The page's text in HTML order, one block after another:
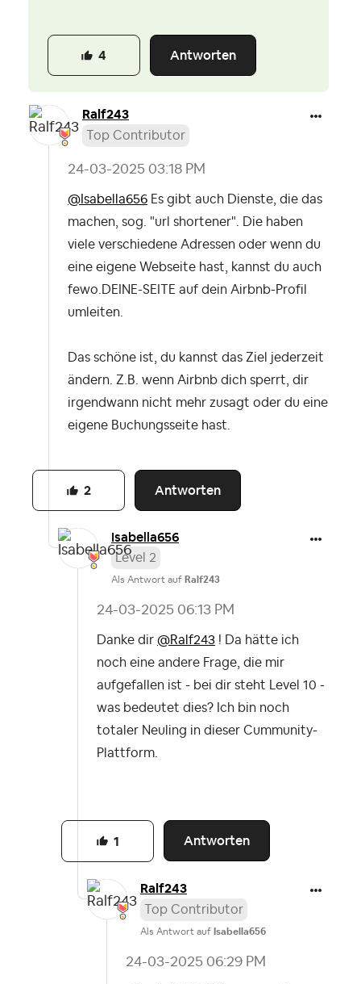
Antworten
4
Ralf243
Top Contributor
‎24-03-2025 03:18 PM
@Isabella656 Es gibt auch Dienste, die das
machen, sog. "url shortener". Die haben
viele verschiedene Adressen oder wenn du
eine eigene Webseite hast, kannst du auch
fewo.DEINE-SEITE auf dein Airbnb-Profil
umleiten.
Das schöne ist, du kannst das Ziel jederzeit
ändern. Z.B. wenn Airbnb dich sperrt, dir
irgendwann nicht mehr zusagt oder du eine
eigene Buchungsseite hast.
Antworten
2
Isabella656
Level 2
Als Antwort auf Ralf243
‎24-03-2025 06:13 PM
Danke dir @Ralf243 ! Da hätte ich
noch eine andere Frage, die mir
aufgefallen ist - bei dir steht Level 10 -
was bedeutet dies? Ich bin noch
totaler Neuling in dieser Cummunity-
Plattform.
Antworten
1
Ralf243
Top Contributor
Als Antwort auf Isabella656
‎24-03-2025 06:29 PM